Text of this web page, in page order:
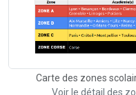
Carte des zones
Voir le détail des